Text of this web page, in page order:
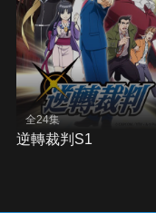
全24集
逆轉裁判S1